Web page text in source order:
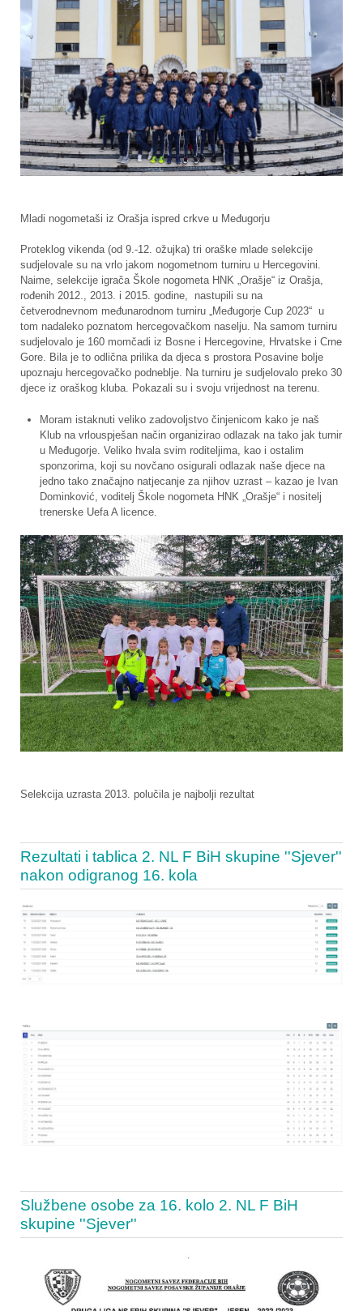
Mladi nogometaši iz Orašja ispred crkve u Međugorju
Proteklog vikenda (od 9.-12. ožujka) tri oraške mlade selekcije
sudjelovale su na vrlo jakom nogometnom turniru u Hercegovini.
Naime, selekcije igrača Škole nogometa HNK „Orašje“ iz Orašja,
rođenih 2012., 2013. i 2015. godine, nastupili su na
četverodnevnom međunarodnom turniru „Međugorje Cup 2023“ u
tom nadaleko poznatom hercegovačkom naselju. Na samom turniru
sudjelovalo je 160 momčadi iz Bosne i Hercegovine, Hrvatske i Crne
Gore. Bila je to odlična prilika da djeca s prostora Posavine bolje
upoznaju hercegovačko podneblje. Na turniru je sudjelovalo preko 30
djece iz oraškog kluba. Pokazali su i svoju vrijednost na terenu.
Moram istaknuti veliko zadovoljstvo činjenicom kako je naš
Klub na vrlouspješan način organizirao odlazak na tako jak turnir
u Međugorje. Veliko hvala svim roditeljima, kao i ostalim
sponzorima, koji su novčano osigurali odlazak naše djece na
jedno tako značajno natjecanje za njihov uzrast – kazao je Ivan
Dominković, voditelj Škole nogometa HNK „Orašje“ i nositelj
trenerske Uefa A licence.
Selekcija uzrasta 2013. polučila je najbolji rezultat
Rezultati i tablica 2. NL F BiH skupine ''Sjever''
nakon odigranog 16. kola
Službene osobe za 16. kolo 2. NL F BiH
skupine ''Sjever''